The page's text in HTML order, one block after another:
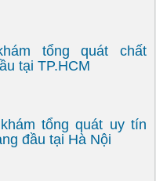
tổng quát chất
tại TP.HCM
tổng quát uy tín
đầu tại Hà Nội